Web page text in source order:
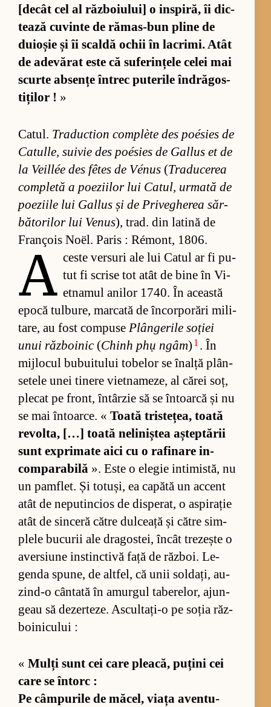
[de­cât cel al răz­bo­i­u­lui] o in­spi­ră, îi dic­
tează cu­vinte de ră­ma­s-bun pline de
dui­o­șie și îi scaldă ochii în la­cri­mi. Atât
de ade­vă­rat este că su­fe­rin­țele ce­lei mai
scurte ab­sențe în­trec pu­te­rile în­dră­gos­
ti­ți­lor ! »
Ca­tul. Tra­duc­tion com­plète des poé­sies de
Ca­tul­le, sui­vie des poé­sies de Gal­lus et de
la Ve­il­lée des fêtes de Vé­nus (Tra­du­ce­rea
com­pletă a po­e­zi­i­lor lui Ca­tul, ur­mată de
po­e­zi­ile lui Gal­lus și de Pri­ve­ghe­rea săr­
bă­to­ri­lor lui Ve­nus), trad. din la­tină de
François Noël. Pa­ris : Ré­mont, 1806.
A ceste ver­suri ale lui Ca­tul ar fi pu­
tut fi scrise tot atât de bine în Vi­
et­na­mul ani­lor 1740. În această
epocă tul­bu­re, mar­cată de în­cor­po­rări mi­li­
ta­re, au fost com­puse Plân­ge­rile so­ției
unui răz­bo­i­nic (Chinh phụ ngâm) 1 . În
mij­lo­cul bu­bu­i­tu­lui to­be­lor se îna­lță plân­
se­tele unei ti­nere vi­et­na­meze, al că­rei soț,
ple­cat pe front, în­târ­zie să se în­toarcă și nu
se mai în­toar­ce. « Toată tris­te­țea, toată
re­vol­ta, […] toată ne­li­niș­tea aș­tep­tă­rii
sunt ex­pri­mate aici cu o ra­fi­nare in­
com­pa­ra­bilă ». Este o ele­gie in­ti­mis­tă, nu
un pam­flet. Și to­tuși, ea ca­pătă un ac­cent
atât de ne­pu­tin­cios de dis­pe­rat, o as­pi­ra­ție
atât de sin­ceră că­tre dul­ceață și că­tre sim­
plele bu­cu­rii ale dra­gos­tei, în­cât tre­zește o
aver­siune in­s­tinc­tivă față de răz­boi. Le­
genda spu­ne, de alt­fel, că unii sol­dați, au­
zin­d-o cân­tată în amur­gul ta­be­re­lor, ajun­
geau să dez­er­te­ze. As­cul­ta­ți-o pe so­ția răz­
bo­i­ni­cu­lui :
« Mulți sunt cei care plea­că, pu­țini cei
care se în­torc :
Pe câm­pu­rile de mă­cel, viața aven­tu­